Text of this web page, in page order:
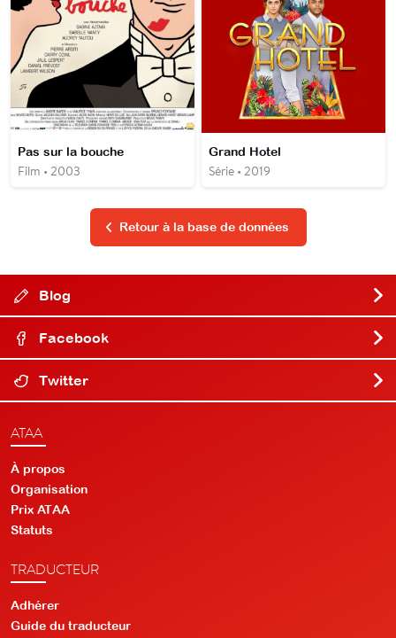
Pas sur la bouche
Film • 2003
Grand Hotel
Série • 2019
Retour à la base de données
Blog
Facebook
Twitter
ATAA
À propos
Organisation
Prix ATAA
Statuts
TRADUCTEUR
Adhérer
Guide du traducteur